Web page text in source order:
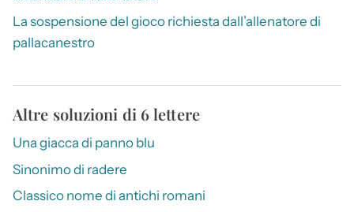
La sospensione del gioco richiesta dall’allenatore di
pallacanestro
Altre soluzioni di 6 lettere
Una giacca di panno blu
Sinonimo di radere
Classico nome di antichi romani